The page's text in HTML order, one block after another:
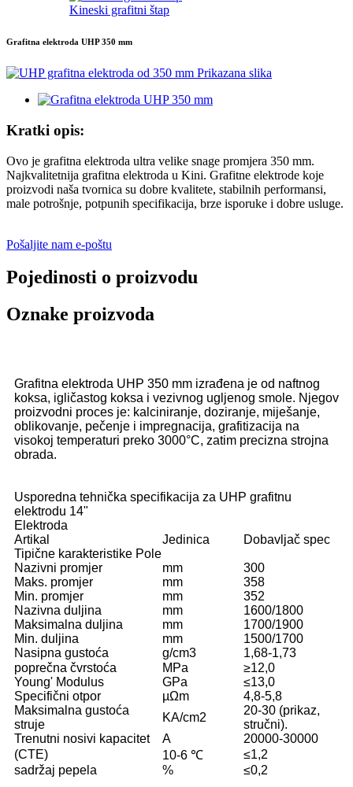
Kineski grafitni štap
Grafitna elektroda UHP 350 mm
Kratki opis:
Ovo je grafitna elektroda ultra velike snage promjera 350 mm.
Najkvalitetnija grafitna elektroda u Kini. Grafitne elektrode koje
proizvodi naša tvornica su dobre kvalitete, stabilnih performansi,
male potrošnje, potpunih specifikacija, brze isporuke i dobre usluge.
Pošaljite nam e-poštu
Pojedinosti o proizvodu
Oznake proizvoda
Grafitna elektroda UHP 350 mm izrađena je od naftnog
koksa, igličastog koksa i vezivnog ugljenog smole. Njegov
proizvodni proces je: kalciniranje, doziranje, miješanje,
oblikovanje, pečenje i impregnacija, grafitizacija na
visokoj temperaturi preko 3000°C, zatim precizna strojna
obrada.
Usporedna tehnička specifikacija za UHP grafitnu
elektrodu 14"
Elektroda
Artikal
Jedinica
Dobavljač spec
Tipične karakteristike Pole
Nazivni promjer
mm
300
Maks. promjer
mm
358
Min. promjer
mm
352
Nazivna duljina
mm
1600/1800
Maksimalna duljina
mm
1700/1900
Min. duljina
mm
1500/1700
Nasipna gustoća
g/cm3
1,68-1,73
poprečna čvrstoća
MPa
≥12,0
Young' Modulus
GPa
≤13,0
Specifični otpor
µΩm
4,8-5,8
Maksimalna gustoća
struje
KA/cm2
20-30 (prikaz,
stručni).
Trenutni nosivi kapacitet
A
20000-30000
(CTE)
10-6 ℃
≤1,2
sadržaj pepela
% ≤0,2